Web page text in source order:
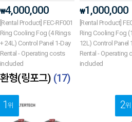
₩4,000,000
[Rental Product] FEC-RF001
Ring Cooling Fog (4 Rings
+ 24L) Control Panel 1-Day
Rental - Operating costs
included
₩1,000,000
[Rental Product]
Ring Cooling Fog
12L) Control Panel
Rental - Operating
included
환형(링포그) (17)
1위 2위